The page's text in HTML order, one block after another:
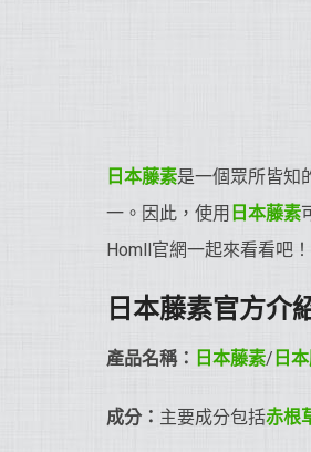
日本藤素是一個眾所皆知
一。因此，使用 日本藤素
Homll官網一起來看看吧！
日本藤素官方介
產品名稱： 日本藤素/ 日
成分： 主要成分包括赤根